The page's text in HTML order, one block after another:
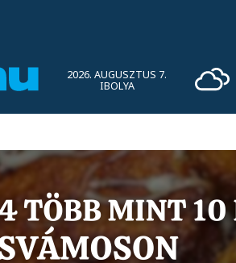
2026. AUGUSZTUS 7.
IBOLYA